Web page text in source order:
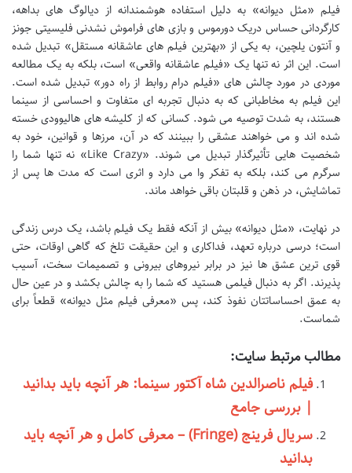
فیلم «مثل دیوانه» به دلیل استفاده هوشمندانه از دیالوگ های بداهه،
کارگردانی حساس دریک دورموس و بازی های فراموش نشدنی فلیسیتی جونز
و آنتون یلچین، به یکی از «بهترین فیلم های عاشقانه مستقل» تبدیل شده
است. این اثر نه تنها یک «فیلم عاشقانه واقعی» است، بلکه به یک مطالعه
موردی در مورد چالش های «فیلم درام روابط از راه دور» تبدیل شده است.
این فیلم به مخاطبانی که به دنبال تجربه ای متفاوت و احساسی از سینما
هستند، به شدت توصیه می شود. کسانی که از کلیشه های هالیوودی خسته
شده اند و می خواهند عشقی را ببینند که در آن، مرزها و قوانین، خود به
شخصیت هایی تأثیرگذار تبدیل می شوند. «Like Crazy» نه تنها شما را
سرگرم می کند، بلکه به تفکر وا می دارد و اثری است که مدت ها پس از
تماشایش، در ذهن و قلبتان باقی خواهد ماند.
در نهایت، «مثل دیوانه» بیش از آنکه فقط یک فیلم باشد، یک درس زندگی
است؛ درسی درباره تعهد، فداکاری و این حقیقت تلخ که گاهی اوقات، حتی
قوی ترین عشق ها نیز در برابر نیروهای بیرونی و تصمیمات سخت، آسیب
پذیرند. اگر به دنبال فیلمی هستید که شما را به چالش بکشد و در عین حال
به عمق احساساتتان نفوذ کند، پس «معرفی فیلم مثل دیوانه» قطعاً برای
شماست.
مطالب مرتبط سایت:
فیلم ناصرالدین شاه آکتور سینما: هر آنچه باید بدانید
| بررسی جامع
سریال فرینج (Fringe) – معرفی کامل و هر آنچه باید
بدانید